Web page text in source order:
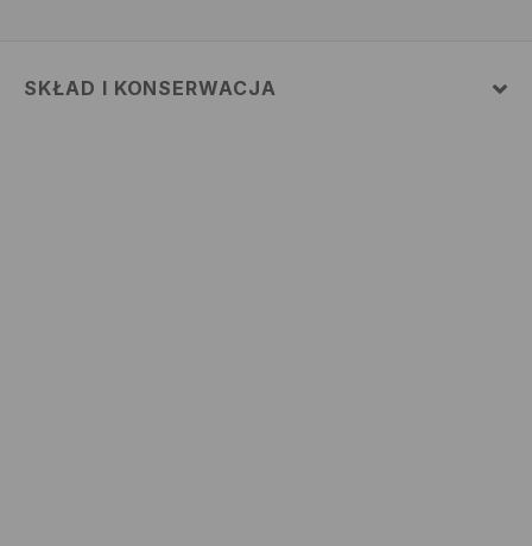
SKŁAD I KONSERWACJA